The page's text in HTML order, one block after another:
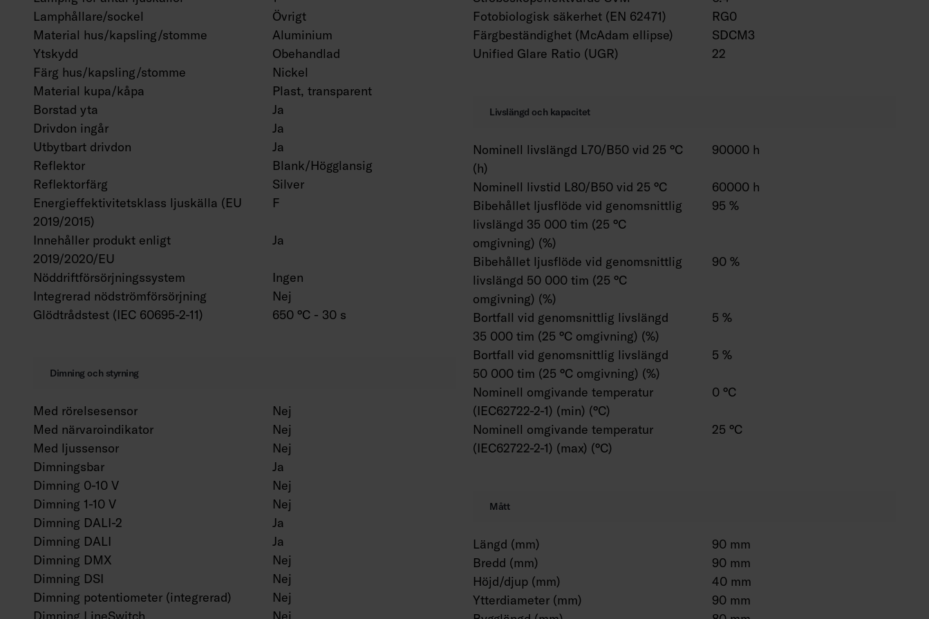
Lamphållare/sockel
Övrigt
Material hus/kapsling/stomme
Aluminium
Ytskydd
Obehandlad
Färg hus/kapsling/stomme
Nickel
Material kupa/kåpa
Plast, transparent
Borstad yta
Ja
Drivdon ingår
Ja
Utbytbart drivdon
Ja
Reflektor
Blank/Högglansig
Reflektorfärg
Silver
Energieffektivitetsklass ljuskälla (EU
2019/2015)
F
Innehåller produkt enligt
2019/2020/EU
Ja
Nöddriftförsörjningssystem
Ingen
Integrerad nödströmförsörjning
Nej
Glödtrådstest (IEC 60695-2-11)
650 °C - 30 s
Dimning och styrning
Med rörelsesensor
Nej
Med närvaroindikator
Nej
Med ljussensor
Nej
Dimningsbar
Ja
Dimning 0-10 V
Nej
Dimning 1-10 V
Nej
Dimning DALI-2
Ja
Dimning DALI
Ja
Dimning DMX
Nej
Dimning DSI
Nej
Dimning potentiometer (integrerad)
Nej
Fotobiologisk säkerhet (EN 62471)
RG0
Färgbeständighet (McAdam ellipse)
SDCM3
Unified Glare Ratio (UGR)
22
Livslängd och kapacitet
Nominell livslängd L70/B50 vid 25 °C
(h)
90000 h
Nominell livstid L80/B50 vid 25 °C
60000 h
Bibehållet ljusflöde vid genomsnittlig
livslängd 35 000 tim (25 °C
omgivning) (%)
95 %
Bibehållet ljusflöde vid genomsnittlig
livslängd 50 000 tim (25 °C
omgivning) (%)
90 %
Bortfall vid genomsnittlig livslängd
35 000 tim (25 °C omgivning) (%)
5 %
Bortfall vid genomsnittlig livslängd
50 000 tim (25 °C omgivning) (%)
5 %
Nominell omgivande temperatur
(IEC62722-2-1) (min) (°C)
0 °C
Nominell omgivande temperatur
(IEC62722-2-1) (max) (°C)
25 °C
Mått
Längd (mm)
90 mm
Bredd (mm)
90 mm
Höjd/djup (mm)
40 mm
Ytterdiameter (mm)
90 mm